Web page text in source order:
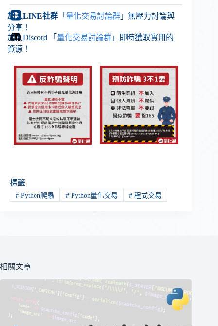
加入LINE社群 「 量化交易討論群 」無壓力討論與
分享！
加入Discord 「 量化交易討論群 」即時獲取實用的
資源！
標籤
#Python爬蟲 #Python量化交易 # 程式交易
相關文章